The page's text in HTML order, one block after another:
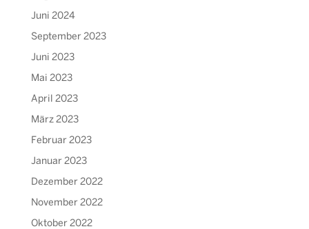
Juni 2024
September 2023
Juni 2023
Mai 2023
April 2023
März 2023
Februar 2023
Januar 2023
Dezember 2022
November 2022
Oktober 2022